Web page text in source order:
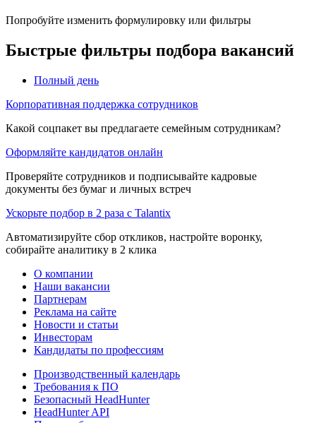
Попробуйте изменить формулировку или фильтры
Быстрые фильтры подбора вакансий
Полный день
Корпоративная поддержка сотрудников
Какой соцпакет вы предлагаете семейным сотрудникам?
Оформляйте кандидатов онлайн
Проверяйте сотрудников и подписывайте кадровые
документы без бумаг и личных встреч
Ускорьте подбор в 2 раза с Talantix
Автоматизируйте сбор откликов, настройте воронку,
собирайте аналитику в 2 клика
О компании
Наши вакансии
Партнерам
Реклама на сайте
Новости и статьи
Инвесторам
Кандидаты по профессиям
Производственный календарь
Требования к ПО
Безопасный HeadHunter
HeadHunter API